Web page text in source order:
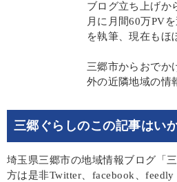
ブログ立ち上げか
月に月間60万PV
を執筆、現在もほ
三郷市からおでか
外の近隣地域の情
三郷ぐらしのこの記事はい
埼玉県三郷市の地域情報ブログ「
方は是非Twitter、facebook、